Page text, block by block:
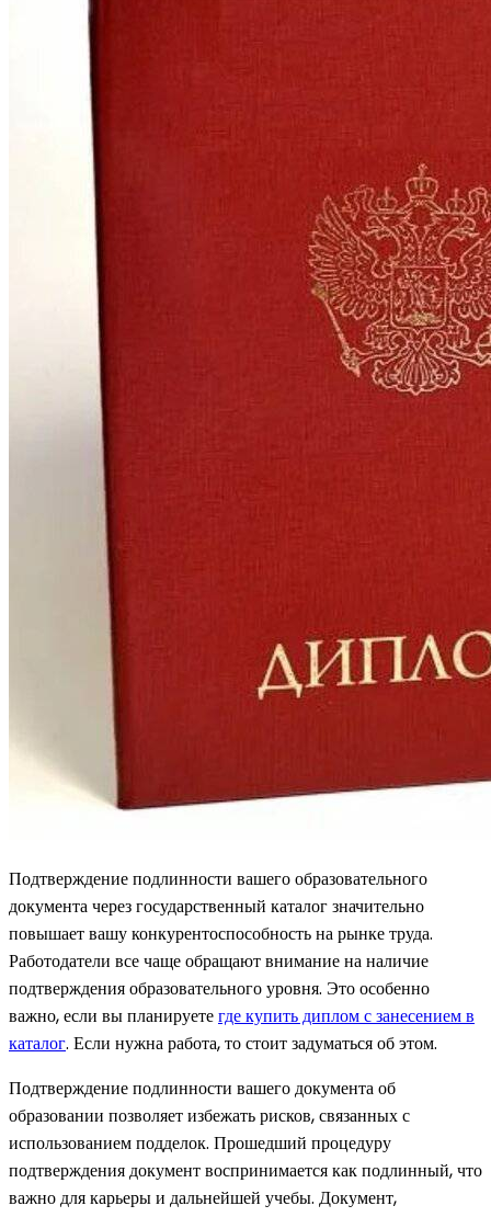
Подтверждение подлинности вашего образовательного
документа через государственный каталог значительно
повышает вашу конкурентоспособность на рынке труда.
Работодатели все чаще обращают внимание на наличие
подтверждения образовательного уровня. Это особенно
важно, если вы планируетегде купить диплом с занесением в
каталог. Если нужна работа, то стоит задуматься об этом.
Подтверждение подлинности вашего документа об
образовании позволяет избежать рисков, связанных с
использованием подделок. Прошедший процедуру
подтверждения документ воспринимается как подлинный, что
важно для карьеры и дальнейшей учебы. Документ,